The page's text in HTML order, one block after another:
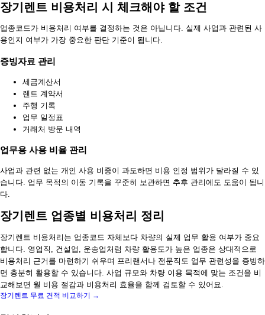
장기렌트 비용처리 시 체크해야 할 조건
업종코드가 비용처리 여부를 결정하는 것은 아닙니다. 실제 사업과 관련된 사
용인지 여부가 가장 중요한 판단 기준이 됩니다.
증빙자료 관리
세금계산서
렌트 계약서
주행 기록
업무 일정표
거래처 방문 내역
업무용 사용 비율 관리
사업과 관련 없는 개인 사용 비중이 과도하면 비용 인정 범위가 달라질 수 있
습니다. 업무 목적의 이동 기록을 꾸준히 보관하면 추후 관리에도 도움이 됩니
다.
장기렌트 업종별 비용처리 정리
장기렌트 비용처리는 업종코드 자체보다 차량의 실제 업무 활용 여부가 중요
합니다. 영업직, 건설업, 운송업처럼 차량 활용도가 높은 업종은 상대적으로
비용처리 근거를 마련하기 쉬우며 프리랜서나 전문직도 업무 관련성을 증빙하
면 충분히 활용할 수 있습니다. 사업 규모와 차량 이용 목적에 맞는 조건을 비
교해보면 월 비용 절감과 비용처리 효율을 함께 검토할 수 있어요.
장기렌트 무료 견적 비교하기 →